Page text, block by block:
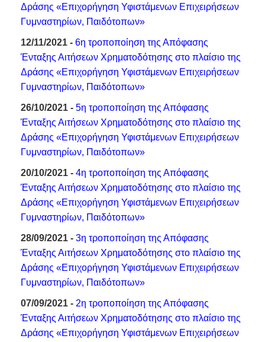
Δράσης «Επιχορήγηση Υφιστάμενων Επιχειρήσεων
Γυμναστηρίων, Παιδότοπων»
12/11/2021 - 6η τροποποίηση της Απόφασης
Ένταξης Αιτήσεων Χρηματοδότησης στο πλαίσιο της
Δράσης «Επιχορήγηση Υφιστάμενων Επιχειρήσεων
Γυμναστηρίων, Παιδότοπων»
26/10/2021 - 5η τροποποίηση της Απόφασης
Ένταξης Αιτήσεων Χρηματοδότησης στο πλαίσιο της
Δράσης «Επιχορήγηση Υφιστάμενων Επιχειρήσεων
Γυμναστηρίων, Παιδότοπων»
20/10/2021 - 4η τροποποίηση της Απόφασης
Ένταξης Αιτήσεων Χρηματοδότησης στο πλαίσιο της
Δράσης «Επιχορήγηση Υφιστάμενων Επιχειρήσεων
Γυμναστηρίων, Παιδότοπων»
28/09/2021 - 3η τροποποίηση της Απόφασης
Ένταξης Αιτήσεων Χρηματοδότησης στο πλαίσιο της
Δράσης «Επιχορήγηση Υφιστάμενων Επιχειρήσεων
Γυμναστηρίων, Παιδότοπων»
07/09/2021 - 2η τροποποίηση της Απόφασης
Ένταξης Αιτήσεων Χρηματοδότησης στο πλαίσιο της
Δράσης «Επιχορήγηση Υφιστάμενων Επιχειρήσεων